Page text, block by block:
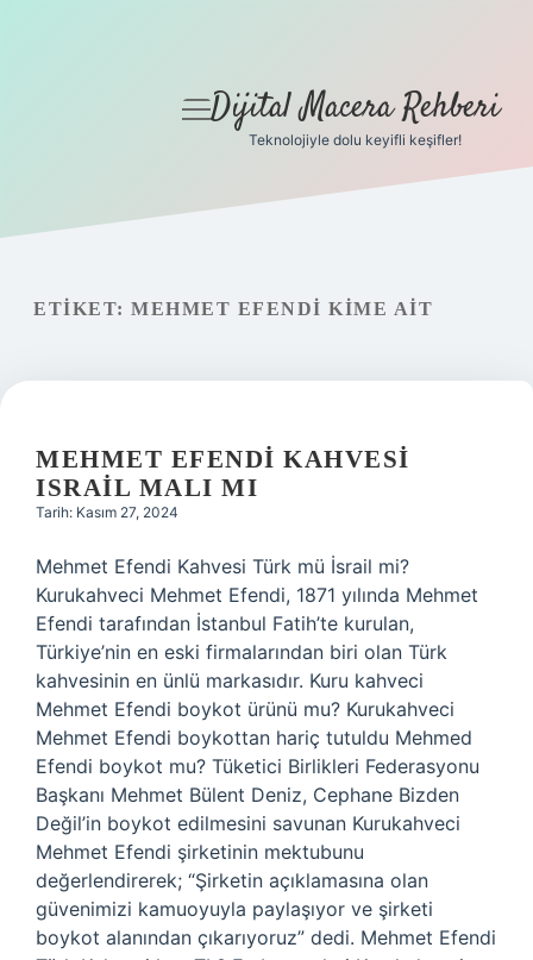
Gizlilik Politikası
menüyü
Dijital Macera Rehberi
Teknolojiyle dolu keyifli keşifler!
ETIKET: MEHMET EFENDI KIME AIT
MEHMET EFENDI KAHVESI
ISRAIL MALI MI
Tarih: Kasım 27, 2024
Mehmet Efendi Kahvesi Türk mü İsrail mi?
Kurukahveci Mehmet Efendi, 1871 yılında Mehmet
Efendi tarafından İstanbul Fatih’te kurulan,
Türkiye’nin en eski firmalarından biri olan Türk
kahvesinin en ünlü markasıdır. Kuru kahveci
Mehmet Efendi boykot ürünü mu? Kurukahveci
Mehmet Efendi boykottan hariç tutuldu Mehmed
Efendi boykot mu? Tüketici Birlikleri Federasyonu
Başkanı Mehmet Bülent Deniz, Cephane Bizden
Değil’in boykot edilmesini savunan Kurukahveci
Mehmet Efendi şirketinin mektubunu
değerlendirerek; “Şirketin açıklamasına olan
güvenimizi kamuoyuyla paylaşıyor ve şirketi
boykot alanından çıkarıyoruz” dedi. Mehmet Efendi